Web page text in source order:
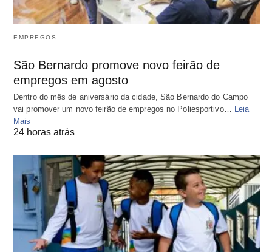
EMPREGOS
São Bernardo promove novo feirão de
empregos em agosto
Dentro do mês de aniversário da cidade, São Bernardo do Campo
vai promover um novo feirão de empregos no Poliesportivo…
Leia
Mais
24 horas atrás